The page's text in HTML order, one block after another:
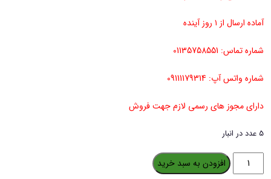
آماده ارسال از ۱ روز آینده
شماره تماس: 01135758551
شماره واتس آپ: 09111179314
دارای مجوز های رسمی لازم جهت فروش
5 عدد در انبار
متالدهاید
افزودن به سبد خرید